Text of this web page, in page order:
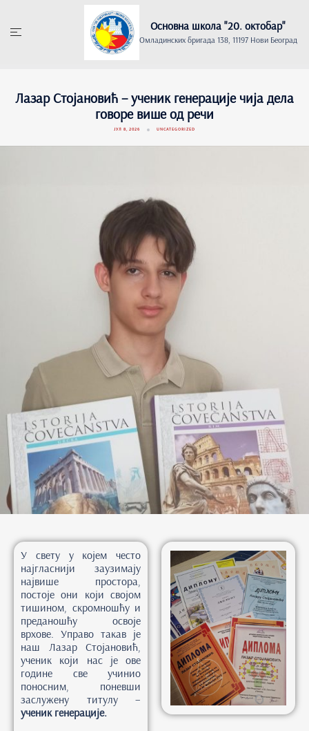
Основна школа "20. oктобар"
Омладинских бригада 138, 11197 Нови Београд
Лазар Стојановић – ученик генерације чија дела
говоре више од речи
ЈУЛ 8, 2026 UNCATEGORIZED
У свету у којем често
најгласнији заузимају
највише простора,
постоје они који својом
тишином, скромношћу и
преданошћу освоје
врхове. Управо такав је
наш Лазар Стојановић,
ученик који нас је ове
године све учинио
поносним, поневши
заслужену титулу –
ученик генерације.